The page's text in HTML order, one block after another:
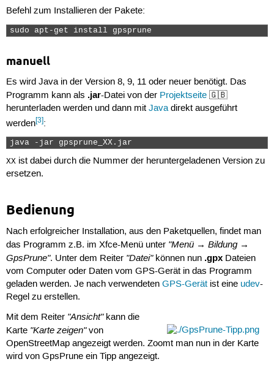
Befehl zum Installieren der Pakete:
sudo apt-get install gpsprune
manuell
Es wird Java in der Version 8, 9, 11 oder neuer benötigt. Das
Programm kann als .jar-Datei von der Projektseite🇬🇧
herunterladen werden und dann mit Javadirekt ausgeführt
werden[3]:
java -jar gpsprune_XX.jar
XXist dabei durch die Nummer der heruntergeladenen Version zu
ersetzen.
Bedienung
Nach erfolgreicher Installation, aus den Paketquellen, findet man
das Programm z.B. im Xfce-Menü unter "Menü → Bildung →
GpsPrune". Unter dem Reiter "Datei"können nun .gpxDateien
vom Computer oder Daten vom GPS-Gerät in das Programm
geladen werden. Je nach verwendeten GPS-Gerätist eine udev-
Regel zu erstellen.
Mit dem Reiter "Ansicht"kann die
Karte "Karte zeigen"von
OpenStreetMap angezeigt werden. Zoomt man nun in der Karte
wird von GpsPrune ein Tipp angezeigt.